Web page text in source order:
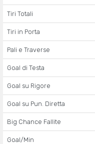
Tiri Totali
Tiri in Porta
Pali e Traverse
Goal di Testa
Goal su Rigore
Goal su Pun. Diretta
Big Chance Fallite
Goal/Min